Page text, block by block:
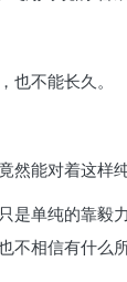
不能长久。
能对着这样纯
是单纯的靠毅
不相信有什么